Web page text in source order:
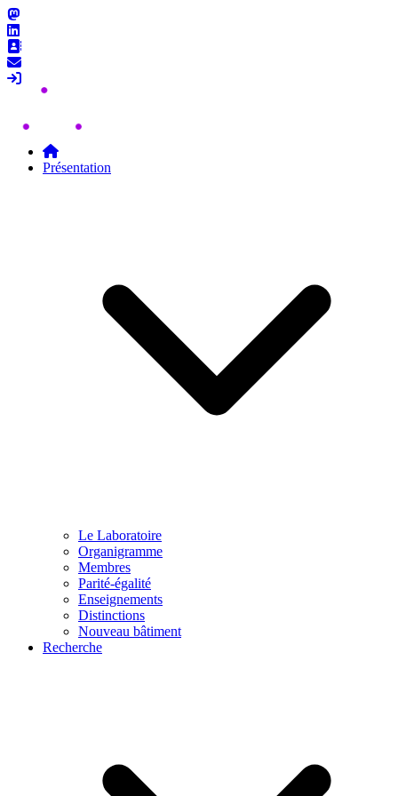
Skip to content
Présentation
Le Laboratoire
Organigramme
Membres
Parité-égalité
Enseignements
Distinctions
Nouveau bâtiment
Recherche